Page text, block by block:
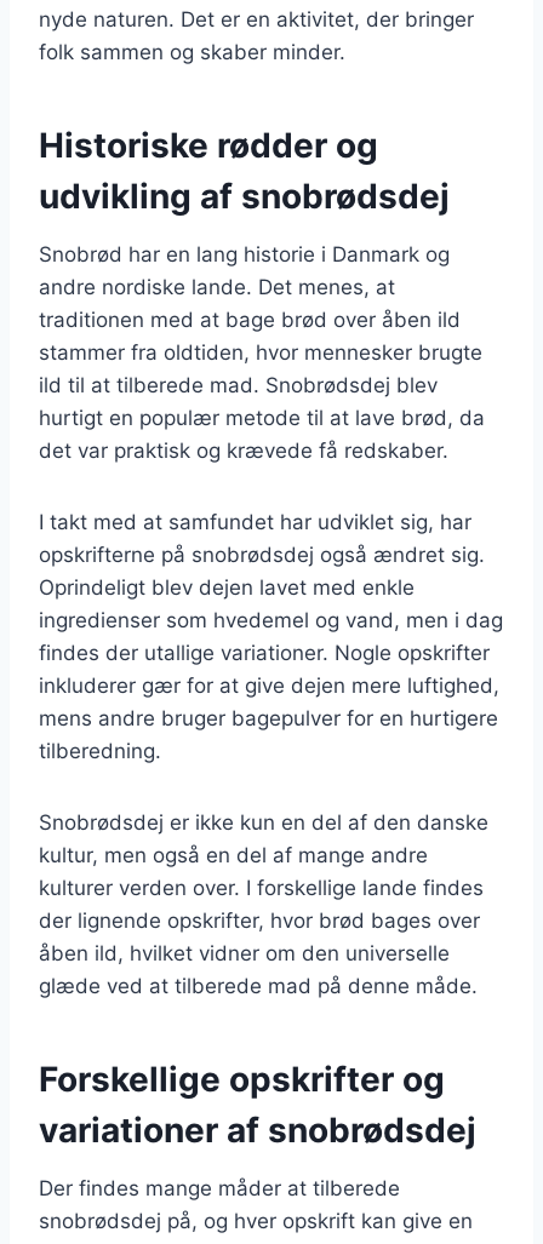
nyde naturen. Det er en aktivitet, der bringer
folk sammen og skaber minder.
Historiske rødder og
udvikling af snobrødsdej
Snobrød har en lang historie i Danmark og
andre nordiske lande. Det menes, at
traditionen med at bage brød over åben ild
stammer fra oldtiden, hvor mennesker brugte
ild til at tilberede mad. Snobrødsdej blev
hurtigt en populær metode til at lave brød, da
det var praktisk og krævede få redskaber.
I takt med at samfundet har udviklet sig, har
opskrifterne på snobrødsdej også ændret sig.
Oprindeligt blev dejen lavet med enkle
ingredienser som hvedemel og vand, men i dag
findes der utallige variationer. Nogle opskrifter
inkluderer gær for at give dejen mere luftighed,
mens andre bruger bagepulver for en hurtigere
tilberedning.
Snobrødsdej er ikke kun en del af den danske
kultur, men også en del af mange andre
kulturer verden over. I forskellige lande findes
der lignende opskrifter, hvor brød bages over
åben ild, hvilket vidner om den universelle
glæde ved at tilberede mad på denne måde.
Forskellige opskrifter og
variationer af snobrødsdej
Der findes mange måder at tilberede
snobrødsdej på, og hver opskrift kan give en